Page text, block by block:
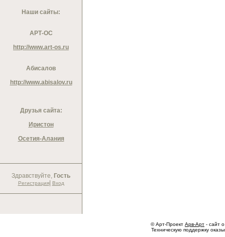
Наши сайты:
АРТ-ОС
http://www.art-os.ru
Абисалов
http://www.abisalov.ru
Друзья сайта:
Иристон
Осетия-Алания
Здравствуйте, Гость
Регистрация| Вход
© Арт-Проект Арв-Арт - сайт
Техническую поддержку